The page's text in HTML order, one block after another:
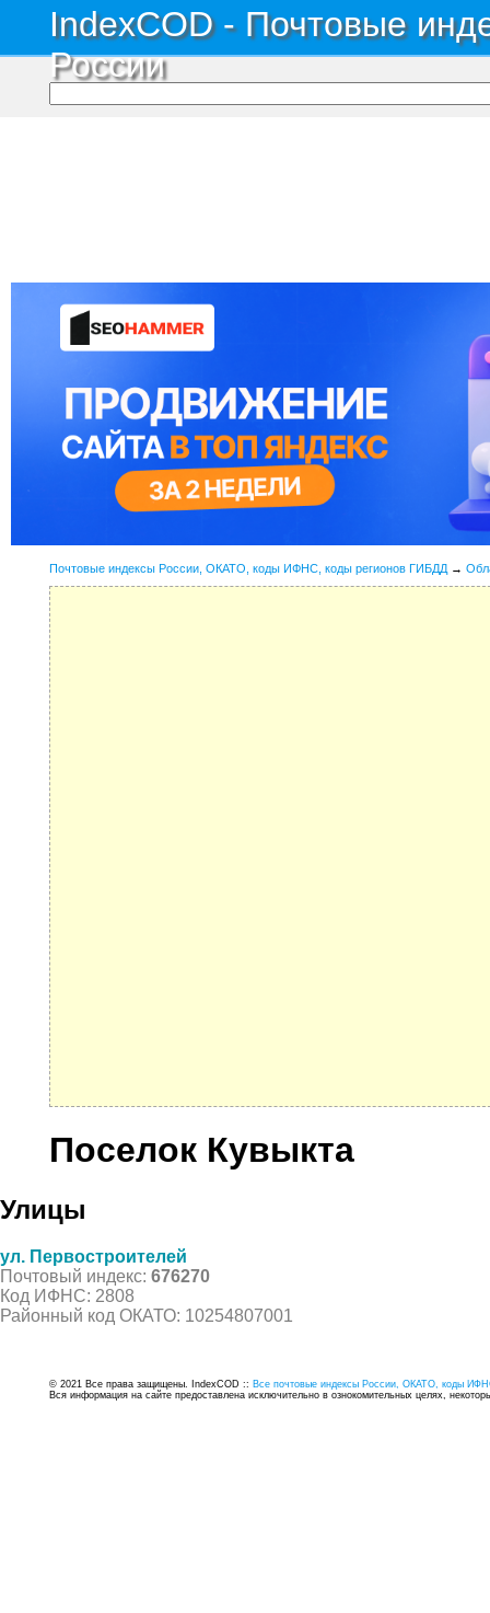
IndexCOD - Почтовые
России
Почтовые индексы России, ОКАТО, коды ИФНС, коды регионов ГИБДД →
Поселок Кувыкта
Улицы
ул. Первостроителей
Почтовый индекс: 676270
Код ИФНС: 2808
Районный код ОКАТО: 10254807001
© 2021 Все права защищены. IndexCOD :: Все почтовые индексы России, ОКАТО, коды
Вся информация на сайте предоставлена исключительно в ознокомительных целях,